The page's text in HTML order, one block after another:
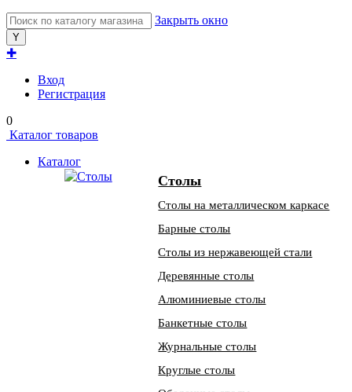
Закрыть окно
✚
Вход
Регистрация
0
Каталог товаров
Каталог
Столы
Столы на металлическом каркасе
Барные столы
Столы из нержавеющей стали
Деревянные столы
Алюминиевые столы
Банкетные столы
Журнальные столы
Круглые столы